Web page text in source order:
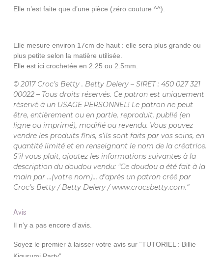
Elle n’est faite que d’une pièce (zéro couture ^^).
Elle mesure environ 17cm de haut : elle sera plus grande ou
plus petite selon la matière utilisée.
Elle est ici crochetée en 2.25 ou 2.5mm.
© 2017 Croc’s Betty . Betty Delery – SIRET : 450 027 321
00022 – Tous droits réservés. Ce patron est uniquement
réservé à un USAGE PERSONNEL! Le patron ne peut
être, entièrement ou en partie, reproduit, publié (en
ligne ou imprimé), modifié ou revendu. Vous pouvez
vendre les produits finis, s’ils sont faits par vos soins, en
quantité limité et en renseignant le nom de la créatrice.
S’il vous plait, ajoutez les informations suivantes à la
description du doudou vendu: “Ce doudou a été fait à la
main par …(votre nom)… d’après un patron créé par
Croc’s Betty / Betty Delery / www.crocsbetty.com.“
Avis
Il n’y a pas encore d’avis.
Soyez le premier à laisser votre avis sur “TUTORIEL : Billie